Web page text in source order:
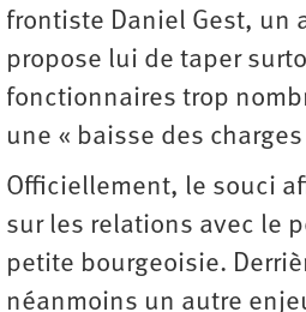
frontiste Daniel Gest, un
propose lui de taper
fonctionnaires trop
une « baisse des
Officiellement, le souci
sur les relations avec le
petite bourgeoisie.
néanmoins un autre